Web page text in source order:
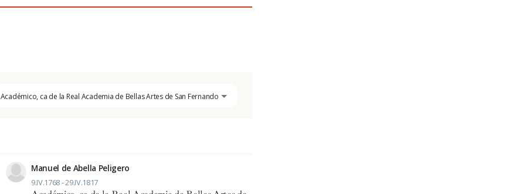
Académico, ca de la Real Academia de Bellas Artes de San Fernando
Manuel de Abella Peligero
9.IV.1768 - 29.IV.1817